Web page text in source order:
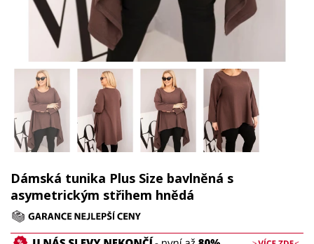
Dámská tunika Plus Size bavlněná s
asymetrickým střihem hnědá